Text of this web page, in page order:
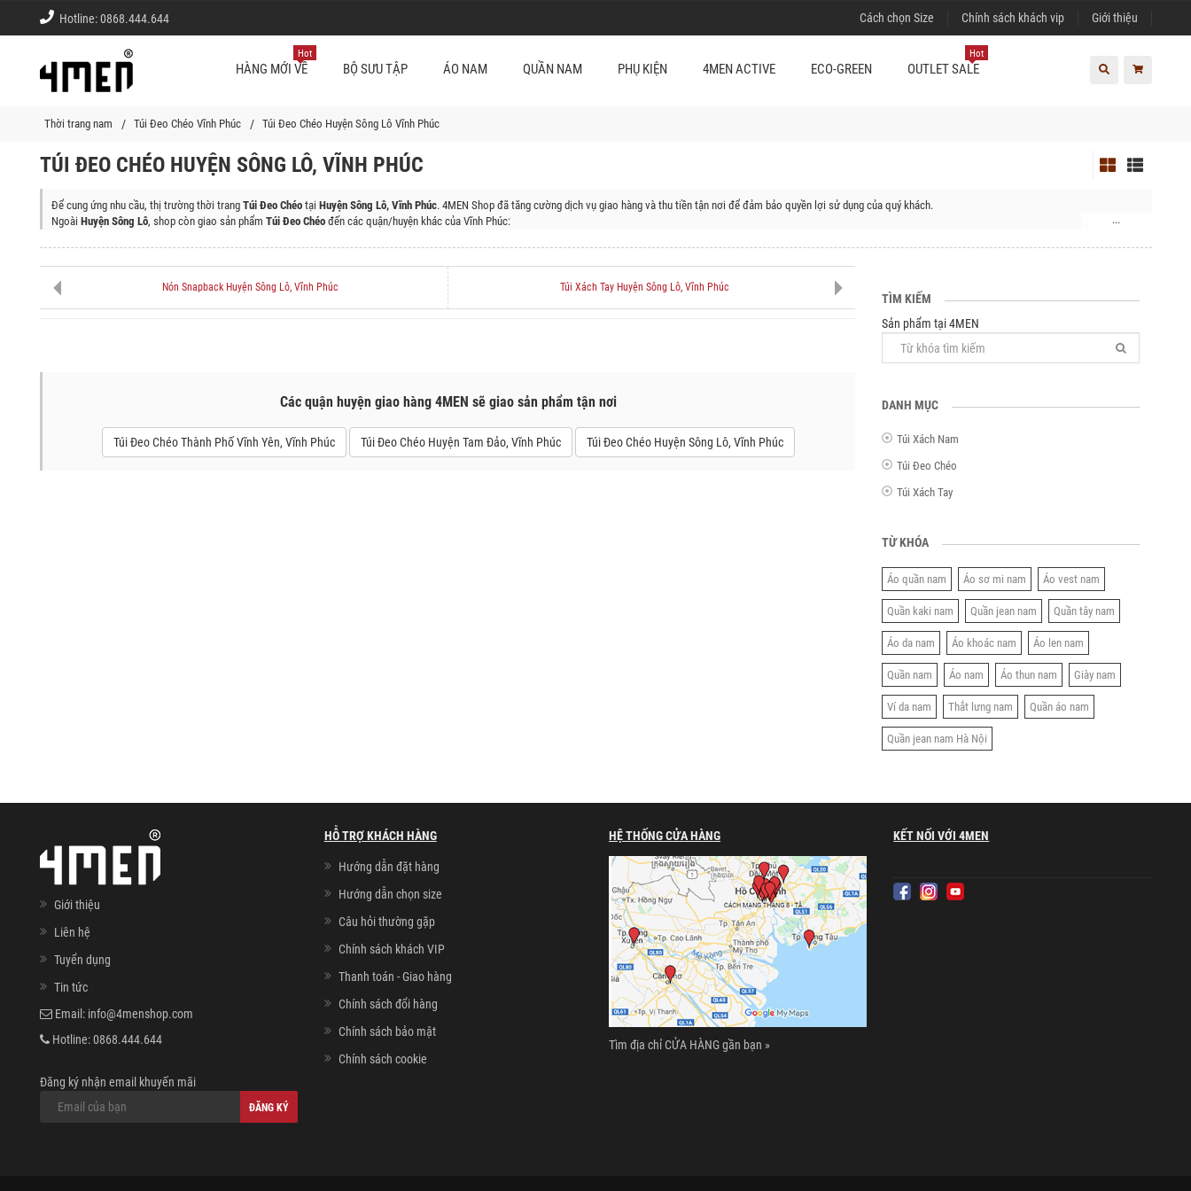
Hotline:0868.444.644 Cách chọn Size Chính sách khách vip Giới thiệu
HÀNG MỚI VỀ
Hot
BỘ SƯU TẬP ÁO NAM QUẦN NAM PHỤ KIỆN 4MEN ACTIVE ECO-GREEN OUTLET SALE
Hot
Thời trang nam Túi Đeo Chéo Vĩnh Phúc Túi Đeo Chéo Huyện Sông Lô Vĩnh Phúc
TÚI ĐEO CHÉO HUYỆN SÔNG LÔ, VĨNH PHÚC
Để cung ứng nhu cầu, thị trường thời trang Túi Đeo Chéotại Huyện Sông Lô, Vĩnh Phúc. 4MEN Shop đã tăng cường dịch vụ giao hàng và thu tiền tận nơi để đảm bảo quyền lợi sử dụng của quý khách.
Ngoài Huyện Sông Lô, shop còn giao sản phẩm Túi Đeo Chéođến các quận/huyện khác của Vĩnh Phúc:
...
Nón Snapback Huyện Sông Lô, Vĩnh Phúc Túi Xách Tay Huyện Sông Lô, Vĩnh Phúc
Các quận huyện giao hàng 4MEN sẽ giao sản phẩm tận nơi
Túi Đeo Chéo Thành Phố Vĩnh Yên, Vĩnh Phúc Túi Đeo Chéo Huyện Tam Đảo, Vĩnh Phúc Túi Đeo Chéo Huyện Sông Lô, Vĩnh Phúc
TÌM KIẾM
Sản phẩm tại 4MEN
DANH MỤC
Túi Xách Nam
Túi Đeo Chéo
Túi Xách Tay
TỪ KHÓA
Áo quần nam Áo sơ mi nam Áo vest nam
Quần kaki nam Quần jean nam Quần tây nam
Áo da nam Áo khoác nam Áo len nam
Quần nam Áo nam Áo thun nam Giày nam
Ví da nam Thắt lưng nam Quần áo nam
Quần jean nam Hà Nội
Giới thiệu
Liên hệ
Tuyển dụng
Tin tức
Email: info@4menshop.com
Hotline:0868.444.644
Đăng ký nhận email khuyến mãi
ĐĂNG KÝ
HỖ TRỢ KHÁCH HÀNG
Hướng dẫn đặt hàng
Hướng dẫn chọn size
Câu hỏi thường gặp
Chính sách khách VIP
Thanh toán - Giao hàng
Chính sách đổi hàng
Chính sách bảo mật
Chính sách cookie
HỆ THỐNG CỬA HÀNG
Tìm địa chỉ CỬA HÀNG gần bạn »
KẾT NỐI VỚI 4MEN